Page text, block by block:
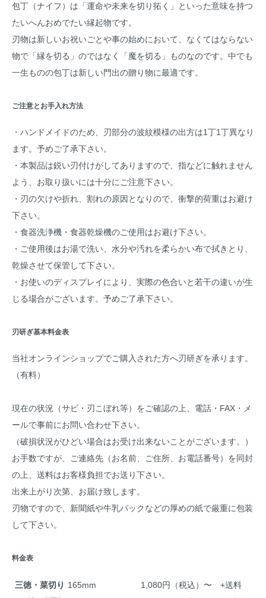
包丁（ナイフ）は「運命や未来を切り拓く」といった意味を持つ
たいへんおめでたい縁起物です。
刃物は新しいお祝いごとや事の始めにおいて、なくてはならない
物で「縁を切る」のではなく「魔を切る」ものなのです。中でも
一生ものの包丁は新しい門出の贈り物に最適です。
ご注意とお手入れ方法
・ハンドメイドのため、刃部分の波紋模様の出方は1丁1丁異なり
ます。予めご了承下さい。
・本製品は鋭い刃付けがしてありますので、指などに触れません
よう、お取り扱いには十分にご注意下さい。
・刃の欠けや折れ、割れの原因となりので、衝撃的荷重はお避け
下さい。
・食器洗浄機・食器乾燥機のご使用はお避け下さい。
・ご使用後はお湯で洗い、水分や汚れを柔らかい布で拭きとり、
乾燥させて保管して下さい。
・お使いのディスプレイにより、実際の色合いと若干の違いが生
じる場合がございます。予めご了承下さい。
刃研ぎ基本料金表
当社オンラインショップでご購入された方へ刃研ぎを承ります。
（有料）
現在の状況（サビ・刃こぼれ等）をご確認の上、電話・FAX・メ
ールで事前にお問い合わせ下さい。
（破損状況がひどい場合はお受け出来ないことがございます。）
お手数ですが、ご連絡先（お名前、ご住所、お電話番号）を同封
の上、送料はお客様負担でお送り下さい。
出来上がり次第、お届け致します。
刃物ですので、新聞紙や牛乳パックなどの厚めの紙で厳重に包装
して下さい。
料金表
三徳・菜切り 165mm
1,080円（税込）〜 +送料